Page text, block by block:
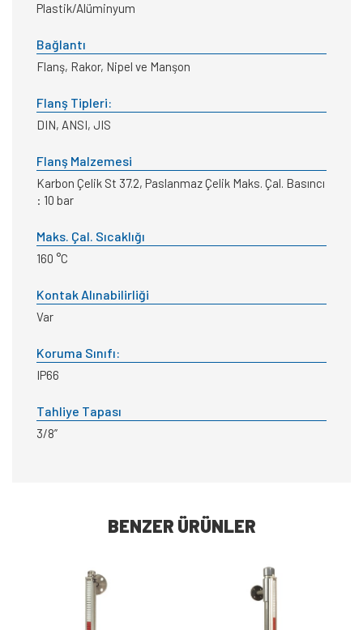
Plastik/Alüminyum
Bağlantı
Flanş, Rakor, Nipel ve Manşon
Flanş Tipleri:
DIN, ANSI, JIS
Flanş Malzemesi
Karbon Çelik St 37.2, Paslanmaz Çelik Maks. Çal. Basıncı
: 10 bar
Maks. Çal. Sıcaklığı
160 °C
Kontak Alınabilirliği
Var
Koruma Sınıfı:
IP66
Tahliye Tapası
3/8”
BENZER ÜRÜNLER